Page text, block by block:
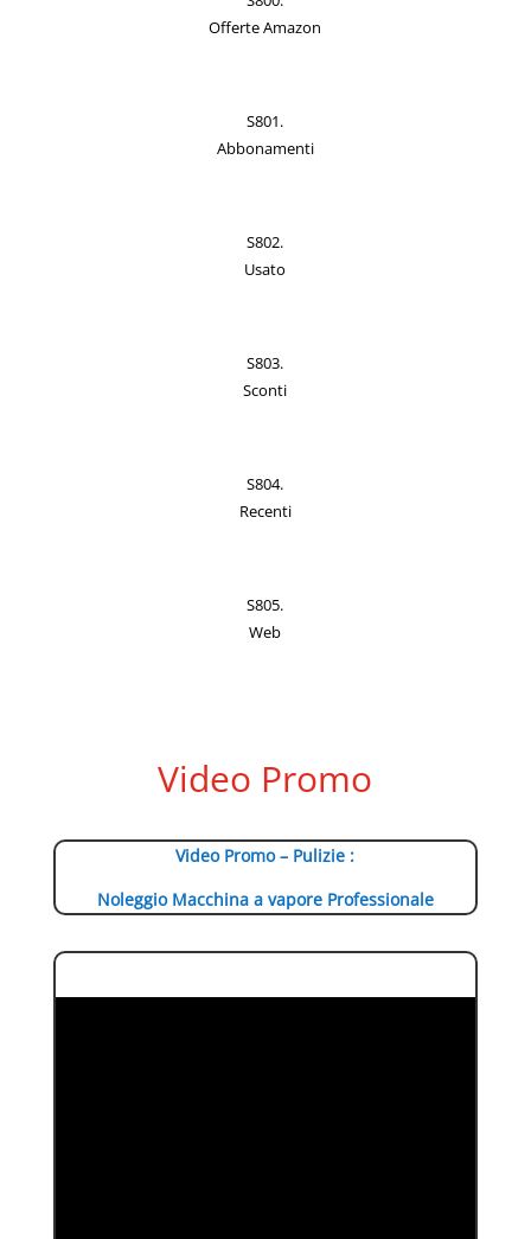
Offerte Amazon
S801.
Abbonamenti
S802.
Usato
S803.
Sconti
S804.
Recenti
S805.
Web
Video Promo
Video Promo – Pulizie :
Noleggio Macchina a vapore Professionale